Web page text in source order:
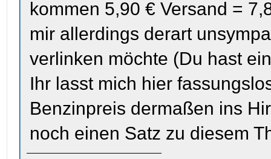
kommen 5,90 € Versand =
mir allerdings derart
verlinken möchte (Du hast
Ihr lasst mich hier
Benzinpreis dermaßen ins
noch einen Satz zu diesem